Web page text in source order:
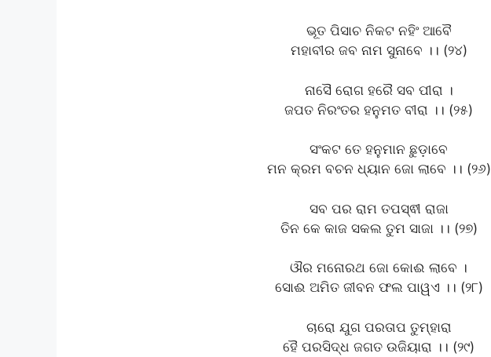
ଭୂତ ପିସାଚ ନିକଟ ନହିଂ ଆବୈ
ମହାବୀର ଜବ ନାମ ସୁନାବେ ।। (୨୪)
ନାସୈ ରୋଗ ହରୈ ସବ ପୀରା ।
ଜପତ ନିରଂତର ହନୁମତ ବୀରା ।। (୨୫)
ସଂକଟ ତେ ହନୁମାନ ଛୁଡ଼ାବେ
ମନ କ୍ରମ ବଚନ ଧ୍ୟାନ ଜୋ ଲାବେ ।। (୨୬)
ସବ ପର ରାମ ତପସ୍ଵୀ ରାଜା
ତିନ କେ କାଜ ସକଲ ତୁମ ସାଜା ।। (୨୭)
ଔର ମନୋରଥ ଜୋ କୋଈ ଲାବେ ।
ସୋଈ ଅମିତ ଜୀବନ ଫଲ ପାୱଏ ।। (୨୮)
ଚାରୋ ଯୁଗ ପରତାପ ତୁମ୍‌ହାରା
ହୈ ପରସିଦ୍ଧ ଜଗତ ଉଜିୟାରା ।। (୨୯)